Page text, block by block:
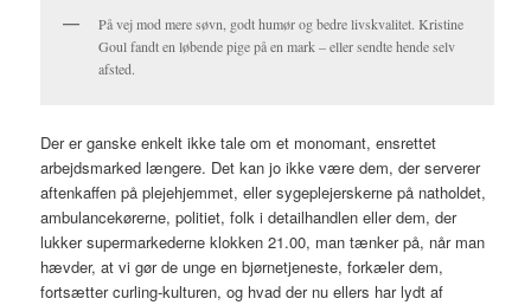
På vej mod mere søvn, godt humør og bedre livskvalitet. Kristine
Goul fandt en løbende pige på en mark – eller sendte hende selv
afsted.
Der er ganske enkelt ikke tale om et monomant, ensrettet
arbejdsmarked længere. Det kan jo ikke være dem, der serverer
aftenkaffen på plejehjemmet, eller sygeplejerskerne på natholdet,
ambulancekørerne, politiet, folk i detailhandlen eller dem, der
lukker supermarkederne klokken 21.00, man tænker på, når man
hævder, at vi gør de unge en bjørnetjeneste, forkæler dem,
fortsætter curling-kulturen, og hvad der nu ellers har lydt af